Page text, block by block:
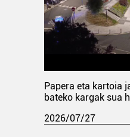
Papera eta kartoia
bateko kargak sua
2026/07/27